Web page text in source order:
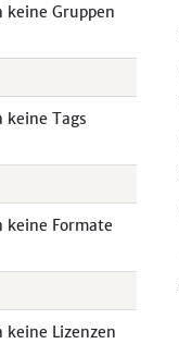
keine Gruppen
keine Tags
keine Formate
keine Lizenzen